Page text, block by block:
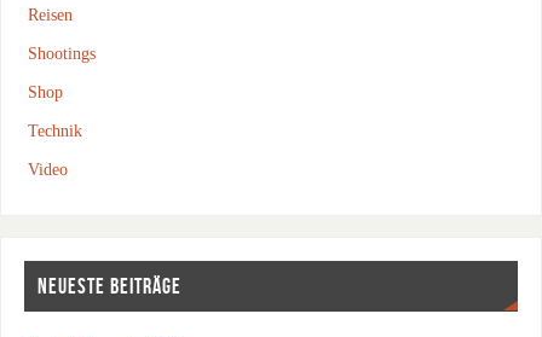
Reisen
Shootings
Shop
Technik
Video
NEUESTE BEITRÄGE